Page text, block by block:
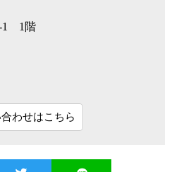
1 1階
わせはこちら